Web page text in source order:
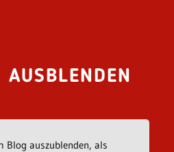
AUSBLENDEN
Blog auszublenden, als